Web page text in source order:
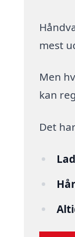
mest
Men
kan
Det